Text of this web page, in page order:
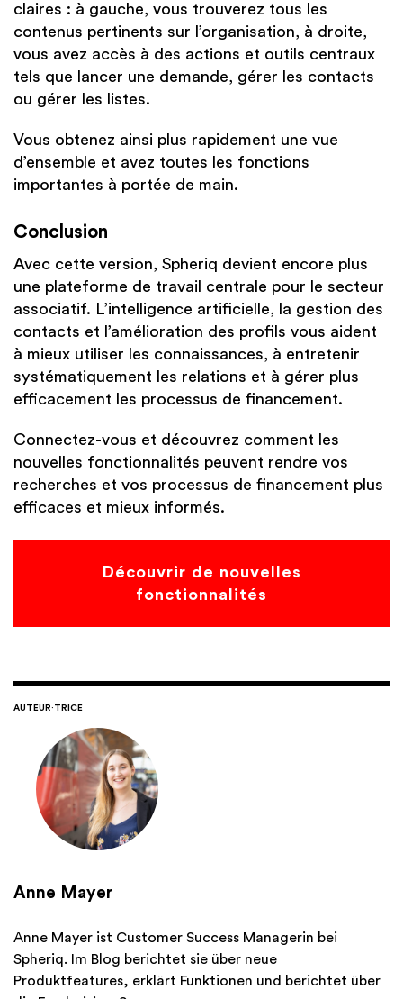
claires : à gauche, vous trouverez tous les
contenus pertinents sur l’organisation, à droite,
vous avez accès à des actions et outils centraux
tels que lancer une demande, gérer les contacts
ou gérer les listes.
Vous obtenez ainsi plus rapidement une vue
d’ensemble et avez toutes les fonctions
importantes à portée de main.
Conclusion
Avec cette version, Spheriq devient encore plus
une plateforme de travail centrale pour le secteur
associatif. L’intelligence artificielle, la gestion des
contacts et l’amélioration des profils vous aident
à mieux utiliser les connaissances, à entretenir
systématiquement les relations et à gérer plus
efficacement les processus de financement.
Connectez-vous et découvrez comment les
nouvelles fonctionnalités peuvent rendre vos
recherches et vos processus de financement plus
efficaces et mieux informés.
Découvrir de nouvelles
fonctionnalités
AUTEUR·TRICE
Anne Mayer
Anne Mayer ist Customer Success Managerin bei
Spheriq. Im Blog berichtet sie über neue
Produktfeatures, erklärt Funktionen und berichtet über